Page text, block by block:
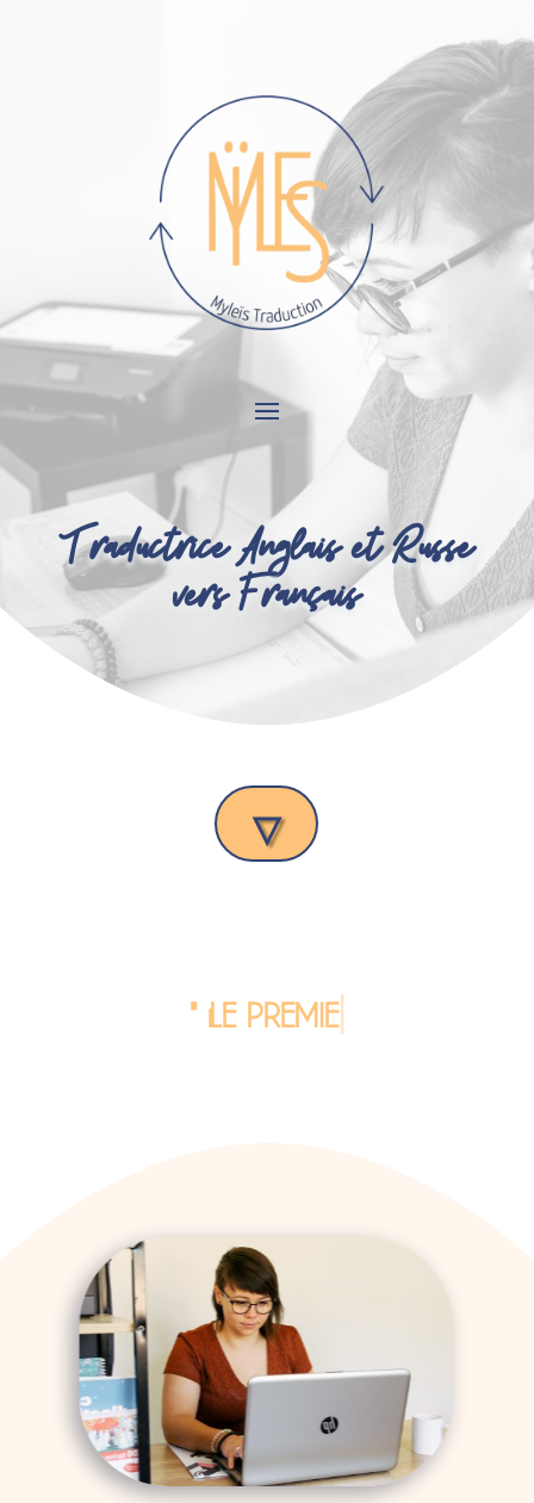
Traductrice Anglais et Russe
vers Français
▽
" Le premier i